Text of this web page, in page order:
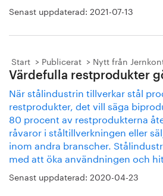
Senast uppdaterad: 2021-07-13
Start Publicerat Nytt från
Värdefulla restprodukter
När stålindustrin tillverkar stål
restprodukter, det vill säga
80 procent av restprodukterna
råvaror i ståltillverkningen eller
inom andra branscher.
med att öka användningen och
Senast uppdaterad: 2020-04-23